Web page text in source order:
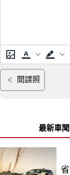
間諜照
最新車聞